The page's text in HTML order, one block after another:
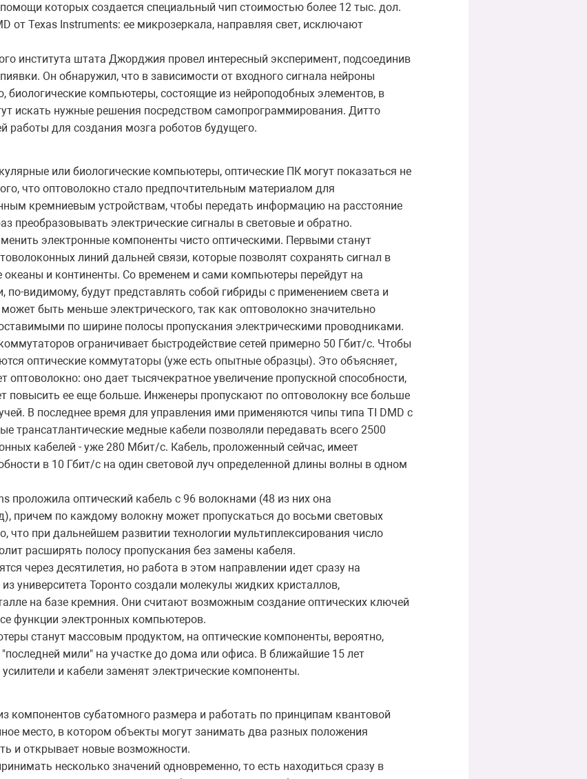
которых создается специальный чип стоимостью более 12 тыс. дол.
от Texas Instruments: ее микрозеркала, направляя свет, исключают
института штата Джорджия провел интересный эксперимент, подсоединив
Он обнаружил, что в зависимости от входного сигнала нейроны
биологические компьютеры, состоящие из нейроподобных элементов, в
искать нужные решения посредством самопрограммирования. Дитто
работы для создания мозга роботов будущего.
или биологические компьютеры, оптические ПК могут показаться не
что оптоволокно стало предпочтительным материалом для
кремниевым устройствам, чтобы передать информацию на расстояние
преобразовывать электрические сигналы в световые и обратно.
электронные компоненты чисто оптическими. Первыми станут
линий дальней связи, которые позволят сохранять сигнал в
океаны и континенты. Со временем и сами компьютеры перейдут на
по-видимому, будут представлять собой гибриды с применением света и
быть меньше электрического, так как оптоволокно значительно
по ширине полосы пропускания электрическими проводниками.
ограничивает быстродействие сетей примерно 50 Гбит/с. Чтобы
оптические коммутаторы (уже есть опытные образцы). Это объясняет,
оно дает тысячекратное увеличение пропускной способности,
повысить ее еще больше. Инженеры пропускают по оптоволокну все больше
В последнее время для управления ими применяются чипы типа TI DMD с
трансатлантические медные кабели позволяли передавать всего 2500
кабелей - уже 280 Мбит/с. Кабель, проложенный сейчас, имеет
в 10 Гбит/с на один световой луч определенной длины волны в одном
проложила оптический кабель с 96 волокнами (48 из них она
причем по каждому волокну может пропускаться до восьми световых
что при дальнейшем развитии технологии мультиплексирования число
расширять полосу пропускания без замены кабеля.
через десятилетия, но работа в этом направлении идет сразу на
университета Торонто создали молекулы жидких кристаллов,
на базе кремния. Они считают возможным создание оптических ключей
функции электронных компьютеров.
станут массовым продуктом, на оптические компоненты, вероятно,
"последней мили" на участке до дома или офиса. В ближайшие 15 лет
и кабели заменят электрические компоненты.
компонентов субатомного размера и работать по принципам квантовой
место, в котором объекты могут занимать два разных положения
и открывает новые возможности.
несколько значений одновременно, то есть находиться сразу в